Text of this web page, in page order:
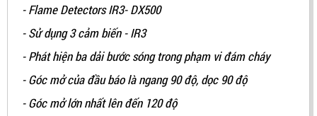
- Flame Detectors IR3- DX500
- Sử dụng 3 cảm biến - IR3
- Phát hiện ba dải bước sóng trong phạm vi đám cháy
- Góc mở của đầu báo là ngang 90 độ, dọc 90 độ
- Góc mở lớn nhất lên đến 120 độ